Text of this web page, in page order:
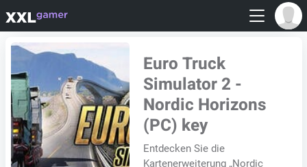
Euro Truck
Simulator 2 -
Nordic Horizons
(PC) key
Entdecken Sie die
Kartenerweiterung „Nordic